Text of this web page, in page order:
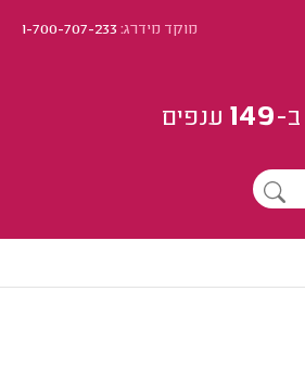
מוקד מידרג:1-700-707-233
ב-149 ענפים